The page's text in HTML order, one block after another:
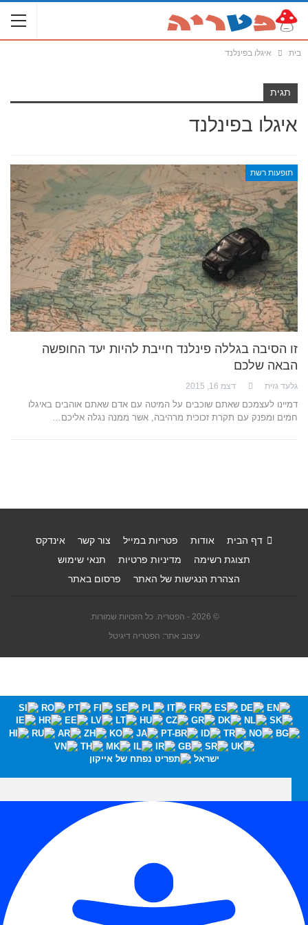
בית איגלו בפינלנד
תגית
איגלו בפינלנד
תופעות רשת
זו הסיבה בגללה פינלנד חייבת להיות יעד החופשה
הבאה שלכם
גלעד גזית דצמ 16, 2015
דמיינו לעצמכם שאתם שוכבים על המיטה עם אדם שאתם אוהבים באיגלו
חמים ומפנק עם תקרת זכוכית מרהיבה, אשר ממנה נגלה אליכם…
דף הבית אודות פטריות במייל צור קשר
אינדקס
תצוגת רשימה
מדיניות פרטיות
תנאי שימוש
הצהרת הנגישות של האתר
פרסום באתר
© 2026 - הפטריה. כל הזכויות שמורות.
עיצוב אתר: הפטריה דיגיטל
ישראל